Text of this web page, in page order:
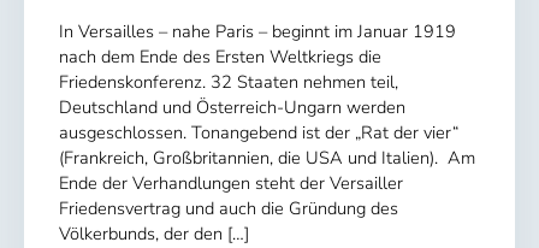
In Versailles – nahe Paris – beginnt im Januar 1919
nach dem Ende des Ersten Weltkriegs die
Friedenskonferenz. 32 Staaten nehmen teil,
Deutschland und Österreich-Ungarn werden
ausgeschlossen. Tonangebend ist der „Rat der vier“
(Frankreich, Großbritannien, die USA und Italien). Am
Ende der Verhandlungen steht der Versailler
Friedensvertrag und auch die Gründung des
Völkerbunds, der den […]